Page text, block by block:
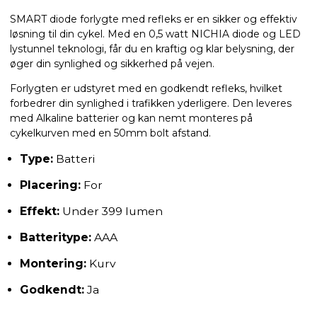
SMART diode forlygte med refleks er en sikker og effektiv
løsning til din cykel. Med en 0,5 watt NICHIA diode og LED
lystunnel teknologi, får du en kraftig og klar belysning, der
øger din synlighed og sikkerhed på vejen.
Forlygten er udstyret med en godkendt refleks, hvilket
forbedrer din synlighed i trafikken yderligere. Den leveres
med Alkaline batterier og kan nemt monteres på
cykelkurven med en 50mm bolt afstand.
Type: Batteri
Placering: For
Effekt: Under 399 lumen
Batteritype: AAA
Montering: Kurv
Godkendt: Ja